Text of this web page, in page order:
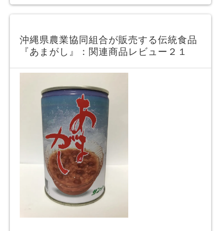
沖縄県農業協同組合が販売する伝統食品
『あまがし』：関連商品レビュー２１